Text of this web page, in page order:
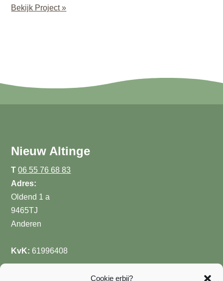
Cookie erbij?
Bekijk Project
Nieuw Altinge
T06 55 76 68 83
Adres:
Oldend 1 a
9465TJ
Anderen
KvK: 61996408